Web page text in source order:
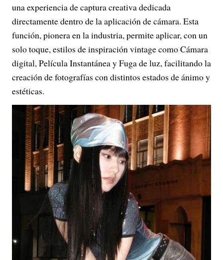
una experiencia de captura creativa dedicada
directamente dentro de la aplicación de cámara. Esta
función, pionera en la industria, permite aplicar, con un
solo toque, estilos de inspiración vintage como Cámara
digital, Película Instantánea y Fuga de luz, facilitando la
creación de fotografías con distintos estados de ánimo y
estéticas.